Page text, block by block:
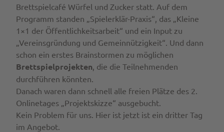
Brettspielcafé Würfel und Zucker statt. Auf dem
Programm standen „Spielerklär-Praxis“, das „Kleine
1×1 der Öffentlichkeitsarbeit“ und ein Input zu
„Vereinsgründung und Gemeinnützigkeit“. Und dann
schon ein erstes Brainstormen zu möglichen
Brettspielprojekten, die die Teilnehmenden
durchführen könnten.
Danach waren dann schnell alle freien Plätze des 2.
Onlinetages „Projektskizze“ ausgebucht.
Kein Problem für uns. Hier ist jetzt ist ein dritter Tag
im Angebot.